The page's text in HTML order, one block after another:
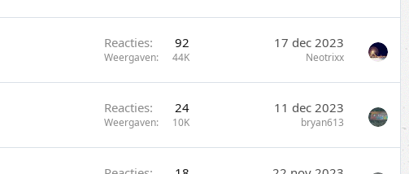
Reacties 92
Weergaven 44K
17 dec 2023
Neotrixx
Reacties 24
Weergaven 10K
11 dec 2023
bryan613